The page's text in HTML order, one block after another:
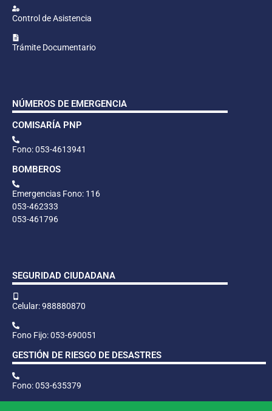
Control de Asistencia
Trámite Documentario
NÚMEROS DE EMERGENCIA
COMISARÍA PNP
Fono: 053-4613941
BOMBEROS
Emergencias Fono: 116
053-462333
053-461796
SEGURIDAD CIUDADANA
Celular: 988880870
Fono Fijo: 053-690051
GESTIÓN DE RIESGO DE DESASTRES
Fono: 053-635379